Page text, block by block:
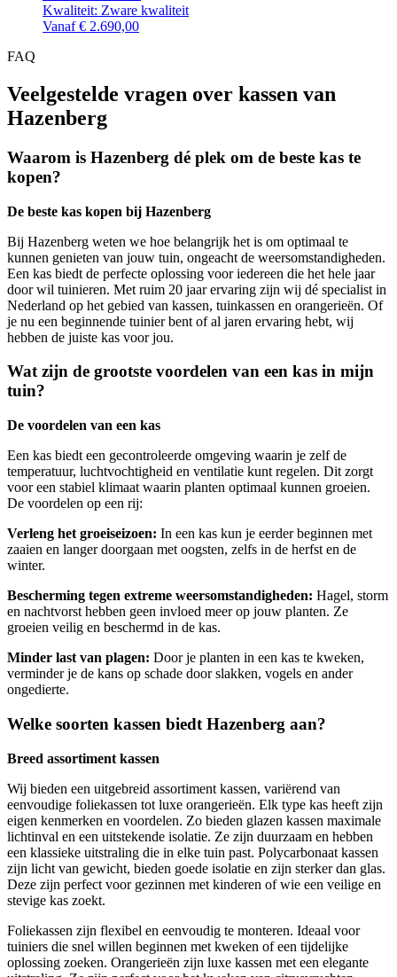
Kwaliteit: Zware kwaliteit
Vanaf€ 2.690,00
FAQ
Veelgestelde vragen over kassen van
Hazenberg
Waarom is Hazenberg dé plek om de beste kas te
kopen?
De beste kas kopen bij Hazenberg
Bij Hazenberg weten we hoe belangrijk het is om optimaal te
kunnen genieten van jouw tuin, ongeacht de weersomstandigheden.
Een kas biedt de perfecte oplossing voor iedereen die het hele jaar
door wil tuinieren. Met ruim 20 jaar ervaring zijn wij dé specialist in
Nederland op het gebied van kassen, tuinkassen en orangerieën. Of
je nu een beginnende tuinier bent of al jaren ervaring hebt, wij
hebben de juiste kas voor jou.
Wat zijn de grootste voordelen van een kas in mijn
tuin?
De voordelen van een kas
Een kas biedt een gecontroleerde omgeving waarin je zelf de
temperatuur, luchtvochtigheid en ventilatie kunt regelen. Dit zorgt
voor een stabiel klimaat waarin planten optimaal kunnen groeien.
De voordelen op een rij:
Verleng het groeiseizoen: In een kas kun je eerder beginnen met
zaaien en langer doorgaan met oogsten, zelfs in de herfst en de
winter.
Bescherming tegen extreme weersomstandigheden: Hagel, storm
en nachtvorst hebben geen invloed meer op jouw planten. Ze
groeien veilig en beschermd in de kas.
Minder last van plagen: Door je planten in een kas te kweken,
verminder je de kans op schade door slakken, vogels en ander
ongedierte.
Welke soorten kassen biedt Hazenberg aan?
Breed assortiment kassen
Wij bieden een uitgebreid assortiment kassen, variërend van
eenvoudige foliekassen tot luxe orangerieën. Elk type kas heeft zijn
eigen kenmerken en voordelen. Zo bieden glazen kassen maximale
lichtinval en een uitstekende isolatie. Ze zijn duurzaam en hebben
een klassieke uitstraling die in elke tuin past. Polycarbonaat kassen
zijn licht van gewicht, bieden goede isolatie en zijn sterker dan glas.
Deze zijn perfect voor gezinnen met kinderen of wie een veilige en
stevige kas zoekt.
Foliekassen zijn flexibel en eenvoudig te monteren. Ideaal voor
tuiniers die snel willen beginnen met kweken of een tijdelijke
oplossing zoeken. Orangerieën zijn luxe kassen met een elegante